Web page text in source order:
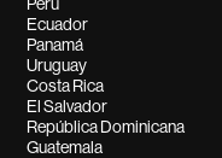
Ecuador
Panamá
Uruguay
Costa Rica
El Salvador
República Dominicana
Guatemala